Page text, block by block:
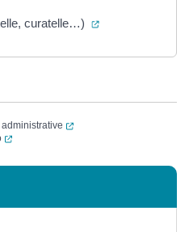
curatelle…) (ouverture dans
(ouverture dans un
(ouverture dans un nouvel onglet)